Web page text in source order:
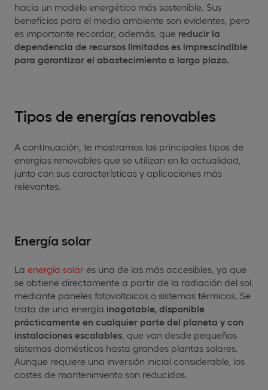
hacia un modelo energético más sostenible. Sus
beneficios para el medio ambiente son evidentes, pero
es importante recordar, además, que reducir la
dependencia de recursos limitados es imprescindible
para garantizar el abastecimiento a largo plazo.
Tipos de energías renovables
A continuación, te mostramos los principales tipos de
energías renovables que se utilizan en la actualidad,
junto con sus características y aplicaciones más
relevantes.
Energía solar
La energía solar es una de las más accesibles, ya que
se obtiene directamente a partir de la radiación del sol,
mediante paneles fotovoltaicos o sistemas térmicos. Se
trata de una energía inagotable, disponible
prácticamente en cualquier parte del planeta y con
instalaciones escalables , que van desde pequeños
sistemas domésticos hasta grandes plantas solares.
Aunque requiere una inversión inicial considerable, los
costes de mantenimiento son reducidos.